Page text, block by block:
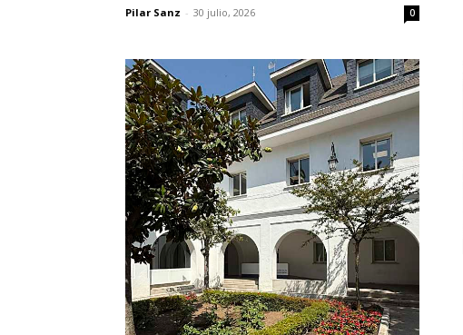
Pilar Sanz - 30 julio, 2026 0